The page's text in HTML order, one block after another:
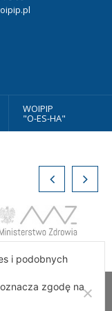
WOIPIP
"O-ES-HA"
Okręgowa Izba
i podobnych
zgodę na